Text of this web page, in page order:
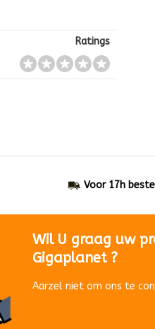
Ratings
Voor 17h
Wil U graag uw
Gigaplanet ?
Aarzel niet om ons te